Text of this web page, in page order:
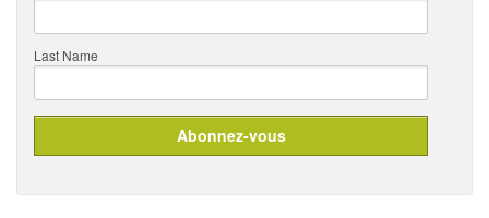
Last Name